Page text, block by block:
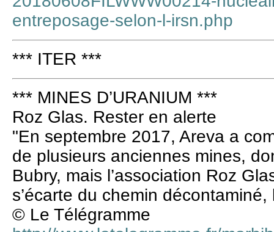
entreposage-selon-l-irsn.php
*** ITER ***
*** MINES D’URANIUM ***
Roz Glas. Rester en alerte
"En septembre 2017, Areva a
de plusieurs anciennes mines,
Bubry, mais l’association Roz
s’écarte du chemin décontaminé,
© Le Télégramme